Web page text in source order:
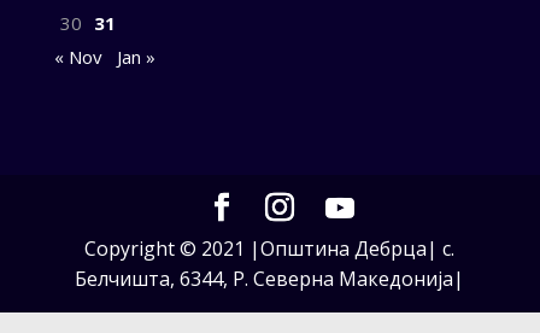
30 31
« Nov
Jan »
Copyright © 2021 |Општина Дебрца| с.
Белчишта, 6344, Р. Северна Македонија|